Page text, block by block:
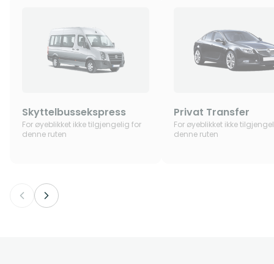
Skyttelbussekspress
For øyeblikket ikke tilgjengelig for
denne ruten
Privat Transfer
For øyeblikket ikke
denne ruten